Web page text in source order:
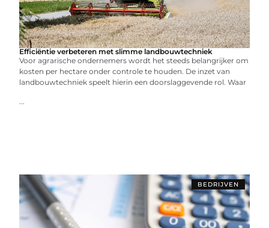
Efficiëntie verbeteren met slimme landbouwtechniek
Voor agrarische ondernemers wordt het steeds belangrijker om
kosten per hectare onder controle te houden. De inzet van
landbouwtechniek speelt hierin een doorslaggevende rol. Waar
...
BEDRIJVEN